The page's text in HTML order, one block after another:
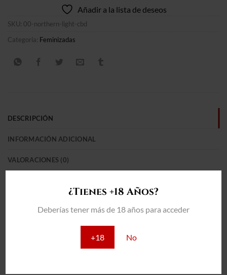
¿Tienes +18 Años?
Deberías tener más de 18 años para acceder
+18 No
Añadir a la lista de deseos
SKU: 00-northern-light-cbd
Categoría: Feminizadas
DESCRIPCIÓN
INFORMACIÓN ADICIONAL
VALORACIONES (0)
– Producción: 450 – 550 g/m2